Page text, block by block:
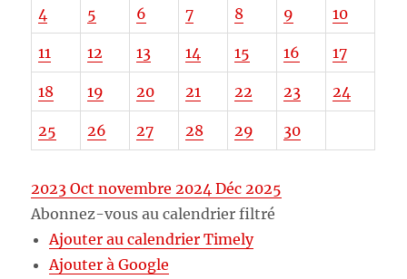
4 5 6 7 8 9 10
11 12 13 14 15 16 17
18 19 20 21 22 23 24
25 26 27 28 29 30
2023Octnovembre 2024 Déc2025
Abonnez-vous au calendrier filtré
Ajouter au calendrier Timely
Ajouter à Google